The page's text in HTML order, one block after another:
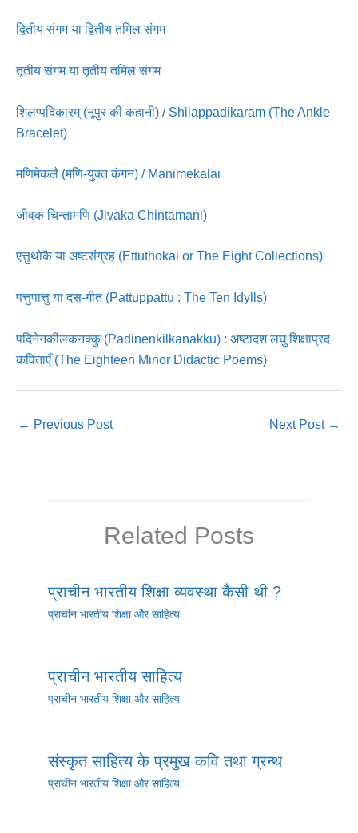
द्वितीय संगम या द्वितीय तमिल संगम
तृतीय संगम या तृतीय तमिल संगम
शिलप्पदिकारम् (नूपुर की कहानी) / Shilappadikaram (The Ankle
Bracelet)
मणिमेकलै (मणि-युक्त कंगन) / Manimekalai
जीवक चिन्तामणि (Jivaka Chintamani)
एत्तुथोकै या अष्टसंग्रह (Ettuthokai or The Eight Collections)
पत्तुपात्तु या दस-गीत (Pattuppattu : The Ten Idylls)
पदिनेनकीलकनक्कु (Padinenkilkanakku) : अष्टादश लघु शिक्षाप्रद
कविताएँ (The Eighteen Minor Didactic Poems)
← Previous Post Next Post →
Related Posts
प्राचीन भारतीय शिक्षा व्यवस्था कैसी थी ?
प्राचीन भारतीय शिक्षा और साहित्य
प्राचीन भारतीय साहित्य
प्राचीन भारतीय शिक्षा और साहित्य
संस्कृत साहित्य के प्रमुख कवि तथा ग्रन्थ
प्राचीन भारतीय शिक्षा और साहित्य